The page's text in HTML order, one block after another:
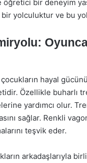
öğretici bir deneyim
bir yolculuktur ve bu
hayal
Özellikle buharlı
yardımcı olur.
sağlar. Renkli
teşvik eder.
arkadaşlarıyla